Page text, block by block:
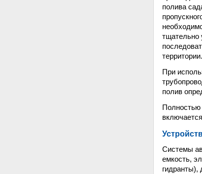
полива
тщательно
территории.
При
полив
Полностью
Системы
емкость,
гидранты),